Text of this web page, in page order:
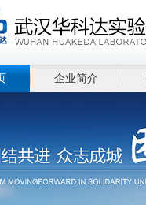
企业简介